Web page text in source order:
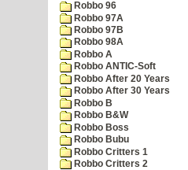
Robbo 96
Robbo 97A
Robbo 97B
Robbo 98A
Robbo A
Robbo ANTIC-Soft
Robbo After 20 Years
Robbo After 30 Years
Robbo B
Robbo B&W
Robbo Boss
Robbo Bubu
Robbo Critters 1
Robbo Critters 2